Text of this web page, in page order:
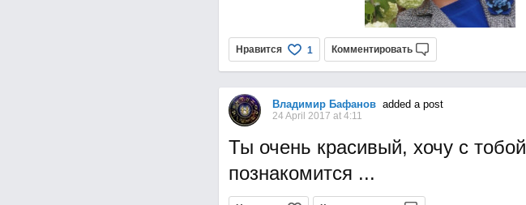
Нравится 1 Комментировать
Владимир Бафановadded a post
24 April 2017 at 4:11
Ты очень красивый, хочу с тобой
познакомится ...